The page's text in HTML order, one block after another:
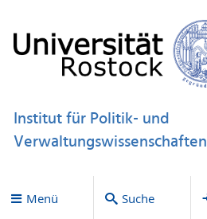
Institut für Politik- und
Verwaltungswissenschaften
Menü Suche